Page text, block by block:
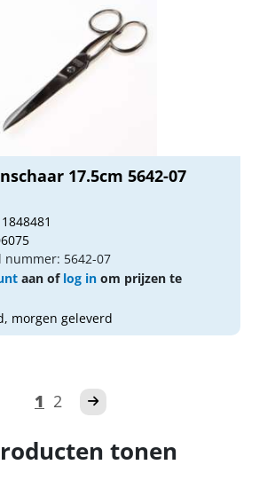
17.5cm 5642-07
nummer: 5642-07
aan of log in om prijzen te
morgen geleverd
1 2
tonen